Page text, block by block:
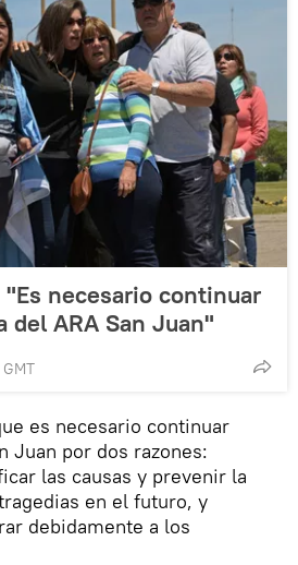
necesario continuar
del ARA San Juan"
es necesario continuar
Juan por dos razones:
las causas y prevenir la
en el futuro, y
debidamente a los